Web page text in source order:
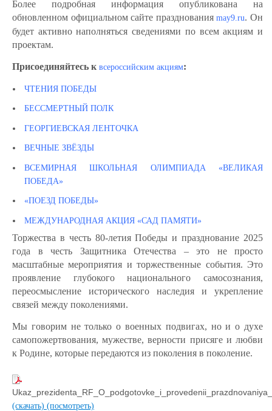
Более подробная информация опубликована на
обновленном официальном сайте празднованияmay9.ru. Он
будет активно наполняться сведениями по всем акциям и
проектам.
Присоединяйтесь к всероссийским акциям:
ЧТЕНИЯ ПОБЕДЫ
БЕССМЕРТНЫЙ ПОЛК
ГЕОРГИЕВСКАЯ ЛЕНТОЧКА
ВЕЧНЫЕ ЗВЁЗДЫ
ВСЕМИРНАЯ ШКОЛЬНАЯ ОЛИМПИАДА «ВЕЛИКАЯ
ПОБЕДА»
«ПОЕЗД ПОБЕДЫ»
МЕЖДУНАРОДНАЯ АКЦИЯ «САД ПАМЯТИ»
Торжества в честь 80-летия Победы и празднование 2025
года в честь Защитника Отечества – это не просто
масштабные мероприятия и торжественные события. Это
проявление глубокого национального самосознания,
переосмысление исторического наследия и укрепление
связей между поколениями.
Мы говорим не только о военных подвигах, но и о духе
самопожертвования, мужестве, верности присяге и любви
к Родине, которые передаются из поколения в поколение.
(скачать) (посмотреть)